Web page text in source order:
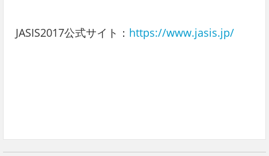
JASIS2017公式サイト： https://www.jasis.jp/